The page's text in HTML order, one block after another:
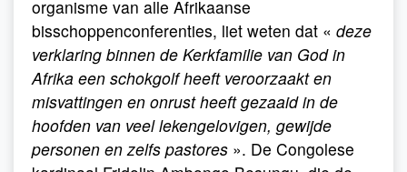
organisme van alle Afrikaanse
bisschoppenconferenties, liet weten dat « deze
verklaring binnen de Kerkfamilie van God in
Afrika een schokgolf heeft veroorzaakt en
misvattingen en onrust heeft gezaaid in de
hoofden van veel lekengelovigen, gewijde
personen en zelfs pastores ». De Congolese